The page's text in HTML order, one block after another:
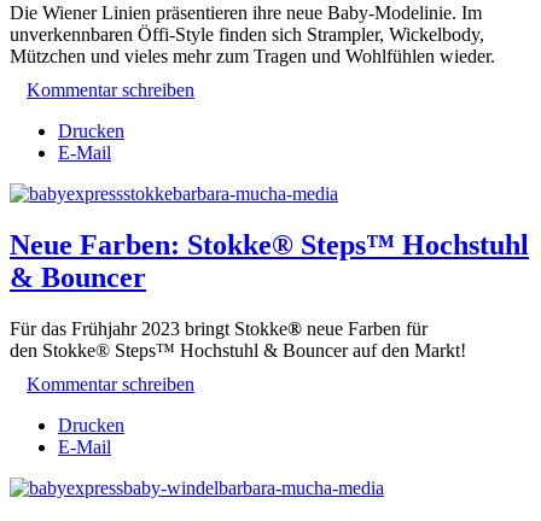
Die Wiener Linien präsentieren ihre neue Baby-Modelinie. Im
unverkennbaren Öffi-Style finden sich Strampler, Wickelbody,
Mützchen und vieles mehr zum Tragen und Wohlfühlen wieder.
Kommentar schreiben
Drucken
E-Mail
Neue Farben: Stokke® Steps™ Hochstuhl
& Bouncer
Für das Frühjahr 2023 bringt Stokke® neue Farben für
den Stokke® Steps™ Hochstuhl & Bouncer auf den Markt!
Kommentar schreiben
Drucken
E-Mail